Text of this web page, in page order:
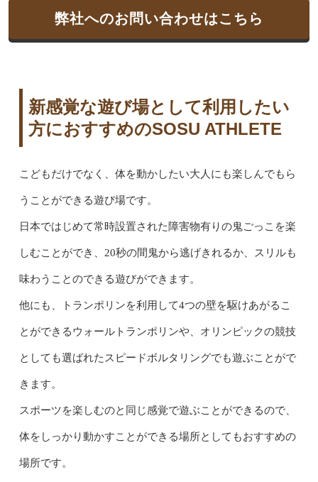
弊社へのお問い合わせはこちら
新感覚な遊び場として利用したい
方におすすめのSOSU ATHLETE
こどもだけでなく、体を動かしたい大人にも楽しんでもら
うことができる遊び場です。
日本ではじめて常時設置された障害物有りの鬼ごっこを楽
しむことができ、20秒の間鬼から逃げきれるか、スリルも
味わうことのできる遊びができます。
他にも、トランポリンを利用して4つの壁を駆けあがるこ
とができるウォールトランポリンや、オリンピックの競技
としても選ばれたスピードボルタリングでも遊ぶことがで
きます。
スポーツを楽しむのと同じ感覚で遊ぶことができるので、
体をしっかり動かすことができる場所としてもおすすめの
場所です。